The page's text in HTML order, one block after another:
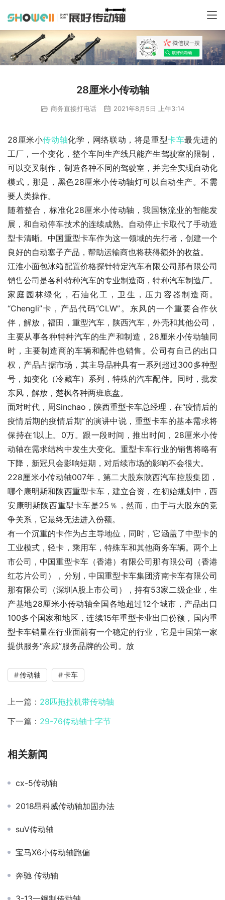
28厘米小传动轴
商务直接打电话 2021年8月5日 上午3:14
28厘米小传动轴化学，网络联动，将是重型卡车最先进的
工厂，一个变化，整个车间生产线只能产生驾驶室的限制，
可以交叉制作，制造各种不同的驾驶室，并完全实现自动化
模式，那是，黑色28厘米小传动轴灯可以自动生产。不需
要人类操作。
随着整合，标准化28厘米小传动轴，我国物流业的智能发
展，和自动停车技术的连续成熟。自动停止卡取代了手动造
型卡清晰。中国重型卡车作为这一领域的先行者，创建一个
良好的自动塞子产品，帮助运输商也将获得额外的收益。
江淮小面包冰箱配置价格探针特定汽车有限公司那有限公司
销售公司是各种特种汽车的专业制造商，特种汽车制造厂。
家庭园林绿化，石油化工，卫生，压力容器制造商。
“Chengli”卡，产品代码“CLW”。东风的一个重要合作伙
伴，解放，福田，重型汽车，陕西汽车，外壳和其他公司，
主要从事各种特种汽车的生产和制造，28厘米小传动轴同
时，主要制造商的车辆和配件也销售。公司有自己的出口
权，产品占据市场，其主导品种具有一系列超过300多种型
号，如变化（冷藏车）系列，特殊的汽车配件。同时，批发
东风，解放，楚枫各种两班底盘。
面对时代，周Sinchao，陕西重型卡车总经理，在“疫情后的
疫情后期的疫情后期”的演讲中说，重型卡车的基本需求将
保持在1以上。0万。跟一段时间，推出时间，28厘米小传
动轴在需求结构中发生大变化。重型卡车行业的销售将略有
下降，新冠只会影响短期，对后续市场的影响不会很大。
228厘米小传动轴007年，第二大股东陕西汽车控股集团，
哪个康明斯和陕西重型卡车，建立合资，在初始规划中，西
安康明斯陕西重型卡车是25％，然而，由于与大股东的竞
争关系，它最终无法进入份额。
有一个沉重的卡作为占主导地位，同时，它涵盖了中型卡的
工业模式，轻卡，乘用车，特殊车和其他商务车辆。两个上
市公司，中国重型卡车（香港）有限公司那有限公司（香港
红芯片公司），分别，中国重型卡车集团济南卡车有限公司
那有限公司（深圳A股上市公司），持有53家二级企业，生
产基地28厘米小传动轴全国各地超过12个城市，产品出口
100多个国家和地区，连续15年重型卡业出口份额，国内重
型卡车销量在行业面前有一个稳定的行业，它是中国第一家
提供服务“亲戚”服务品牌的公司。放
传动轴 卡车
上一篇： 28匹拖拉机带传动轴
下一篇： 29-76传动轴十字节
相关新闻
cx-5传动轴
2018昂科威传动轴加固办法
suⅤ传动轴
宝马X6小传动轴跑偏
奔驰 传动轴